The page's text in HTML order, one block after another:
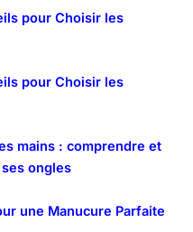
pour Choisir les
pour Choisir les
mains : comprendre et
ongles
une Manucure Parfaite